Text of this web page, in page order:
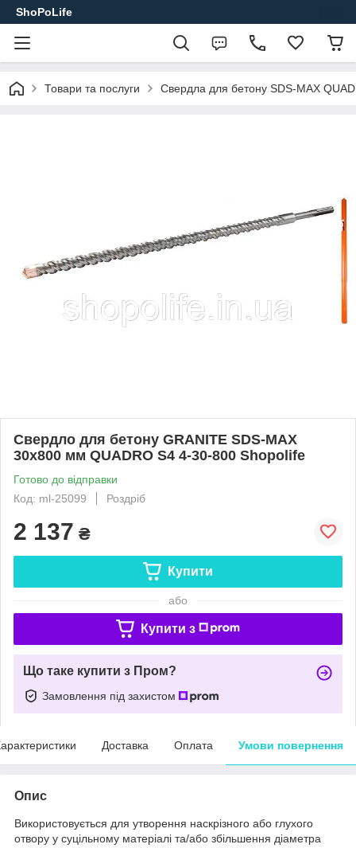
ShoPoLife
Товари та послуги Свердла для бетону SDS-MAX
Свердло для бетону GRANITE SDS-MAX
30х800 мм QUADRO S4 4-30-800 Shopolife
Готово до відправки
Код: ml-25099
Роздріб
2 137 ₴
Купити
або
Купити з
Що таке купити з Пром?
Замовлення під захистом
Доставка Оплата Умови повернення
Опис
Використовується для утворення наскрізного або глухого
отвору у суцільному матеріалі та/або збільшення діаметра